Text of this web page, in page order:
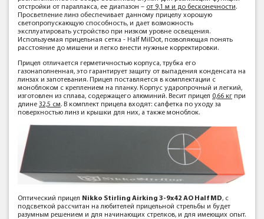
отстройки от параллакса, ее диапазон – от 9,1 м и до бесконечности.
Просветление линз обеспечивает данному прицелу хорошую
светопропускающую способность, и дает возможность
эксплуатировать устройство при низком уровне освещения.
Используемая прицельная сетка - Half MilDot, позволяющая понять
расстояние до мишени и легко внести нужные корректировки.
Прицел отличается герметичностью корпуса, трубка его
газонаполненная, это гарантирует защиту от выпадения конденсата на
линзах и запотевания. Прицел поставляется в комплектации с
моноблоком с креплением на планку. Корпус ударопрочный и легкий,
изготовлен из сплава, содержащего алюминий. Весит прицел 0,66 кг при
длине 32,5 см. В комплект прицела входят: салфетка по уходу за
поверхностью линз и крышки для них, а также моноблок.
Оптический прицел Nikko Stirling Airking 3-9х42 АО Half MD, с
подсветкой рассчитан на любителей прицельной стрельбы и будет
разумным решением и для начинающих стрелков, и для имеющих опыт.